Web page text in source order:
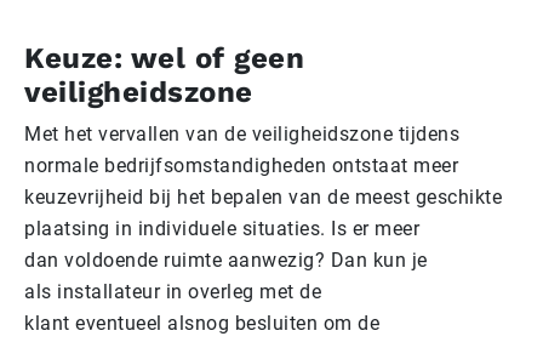
Keuze: wel of geen
veiligheidszone
Met het vervallen van de veiligheidszone tijdens
normale bedrijfsomstandigheden ontstaat meer
keuzevrijheid bij het bepalen van de meest geschikte
plaatsing in individuele situaties. Is er meer
dan voldoende ruimte aanwezig? Dan kun je
als installateur in overleg met de
klant eventueel alsnog besluiten om de